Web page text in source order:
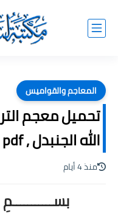
المعاجم والقواميس
تحميل معجم
الله الجنبدل , pdf
منذ 4 أيام